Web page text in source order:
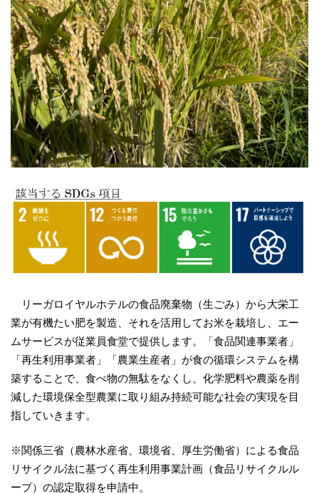
リーガロイヤルホテルの食品廃棄物（生ごみ）から大栄工
業が有機たい肥を製造、それを活用してお米を栽培し、エー
ムサービスが従業員食堂で提供します。「食品関連事業者」
「再生利用事業者」「農業生産者」が食の循環システムを構
築することで、食べ物の無駄をなくし、化学肥料や農薬を削
減した環境保全型農業に取り組み持続可能な社会の実現を目
指していきます。
※関係三省（農林水産省、環境省、厚生労働省）による食品
リサイクル法に基づく再生利用事業計画（食品リサイクルル
ープ）の認定取得を申請中。